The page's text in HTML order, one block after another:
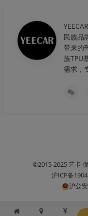
民族品
带来的
族TPU
需求，
©2015-2025 艺卡
沪ICP备
沪公